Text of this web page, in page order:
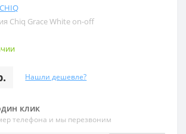
CHIQ
Chiq Grace White on-off
Нашли дешевле?
клик
телефона и мы перезвоним